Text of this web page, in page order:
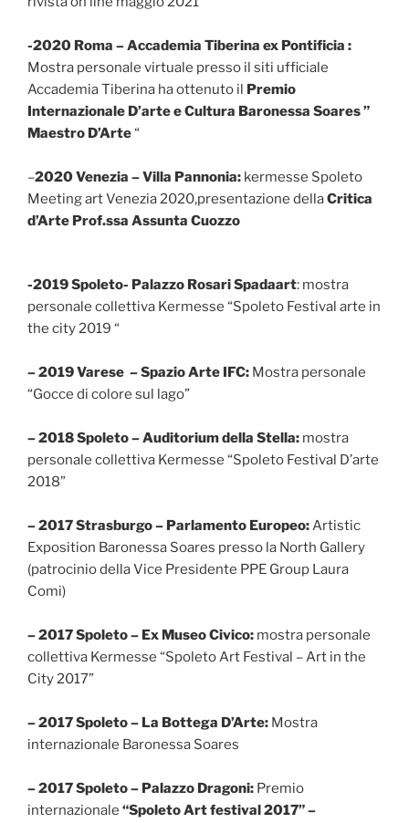
-2020 Roma – Accademia Tiberina ex Pontificia :
Mostra personale virtuale presso il siti ufficiale
Accademia Tiberina ha ottenuto il Premio
Internazionale D’arte e Cultura Baronessa Soares ”
Maestro D’Arte“
–2020 Venezia – Villa Pannonia: kermesse Spoleto
Meeting art Venezia 2020,presentazione dellaCritica
d’Arte Prof.ssa Assunta Cuozzo
-2019 Spoleto- Palazzo Rosari Spadaart: mostra
personale collettiva Kermesse “Spoleto Festival arte in
the city 2019 “
– 2019 Varese – Spazio Arte IFC: Mostra personale
“Gocce di colore sul lago”
– 2018 Spoleto – Auditorium della Stella: mostra
personale collettiva Kermesse “Spoleto Festival D’arte
2018”
– 2017 Strasburgo – Parlamento Europeo:Artistic
Exposition Baronessa Soares presso la North Gallery
(patrocinio della Vice Presidente PPE Group Laura
Comi)
– 2017 Spoleto – Ex Museo Civico: mostra personale
collettiva Kermesse “Spoleto Art Festival – Art in the
City 2017”
– 2017 Spoleto – La Bottega D’Arte: Mostra
internazionale Baronessa Soares
– 2017 Spoleto – Palazzo Dragoni: Premio
internazionale “Spoleto Art festival 2017” –